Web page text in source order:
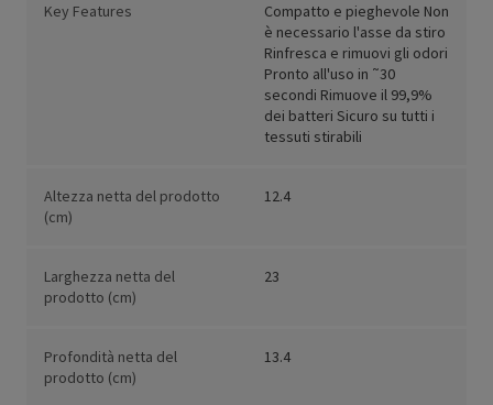
Key Features
Compatto e pieghevole Non
è necessario l'asse da stiro
Rinfresca e rimuovi gli odori
Pronto all'uso in ˜30
secondi Rimuove il 99,9%
dei batteri Sicuro su tutti i
tessuti stirabili
Altezza netta del prodotto
(cm)
12.4
Larghezza netta del
prodotto (cm)
23
Profondità netta del
prodotto (cm)
13.4